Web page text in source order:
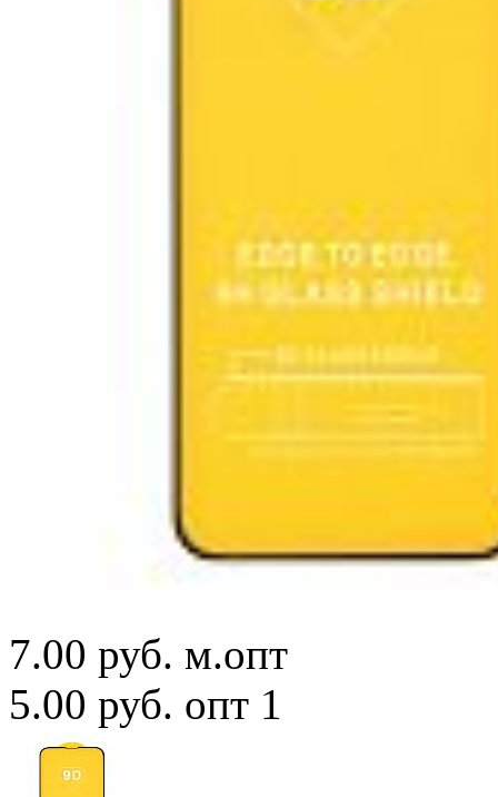
7.00 руб. м.опт
5.00 руб. опт 1